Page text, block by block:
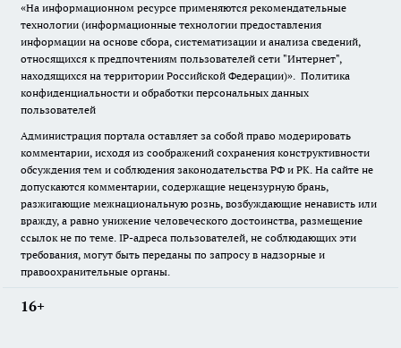
«На информационном ресурсе применяются рекомендательные
технологии (информационные технологии предоставления
информации на основе сбора, систематизации и анализа сведений,
относящихся к предпочтениям пользователей сети "Интернет",
находящихся на территории Российской Федерации)». Политика
конфиденциальности и обработки персональных данных
пользователей
Администрация портала оставляет за собой право модерировать
комментарии, исходя из соображений сохранения конструктивности
обсуждения тем и соблюдения законодательства РФ и РК. На сайте не
допускаются комментарии, содержащие нецензурную брань,
разжигающие межнациональную рознь, возбуждающие ненависть или
вражду, а равно унижение человеческого достоинства, размещение
ссылок не по теме. IP-адреса пользователей, не соблюдающих эти
требования, могут быть переданы по запросу в надзорные и
правоохранительные органы.
16+